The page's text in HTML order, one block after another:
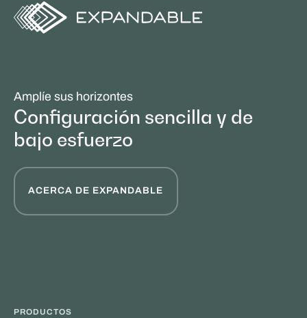
Amplíe sus horizontes
Configuración sencilla y de
bajo esfuerzo
ACERCA DE EXPANDABLE
PRODUCTOS